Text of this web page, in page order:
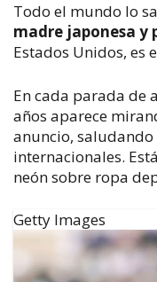
Todo el mundo lo
madre japonesa y
Estados Unidos, es
En cada parada de
años aparece
anuncio, saludando
internacionales.
neón sobre ropa
Getty Images